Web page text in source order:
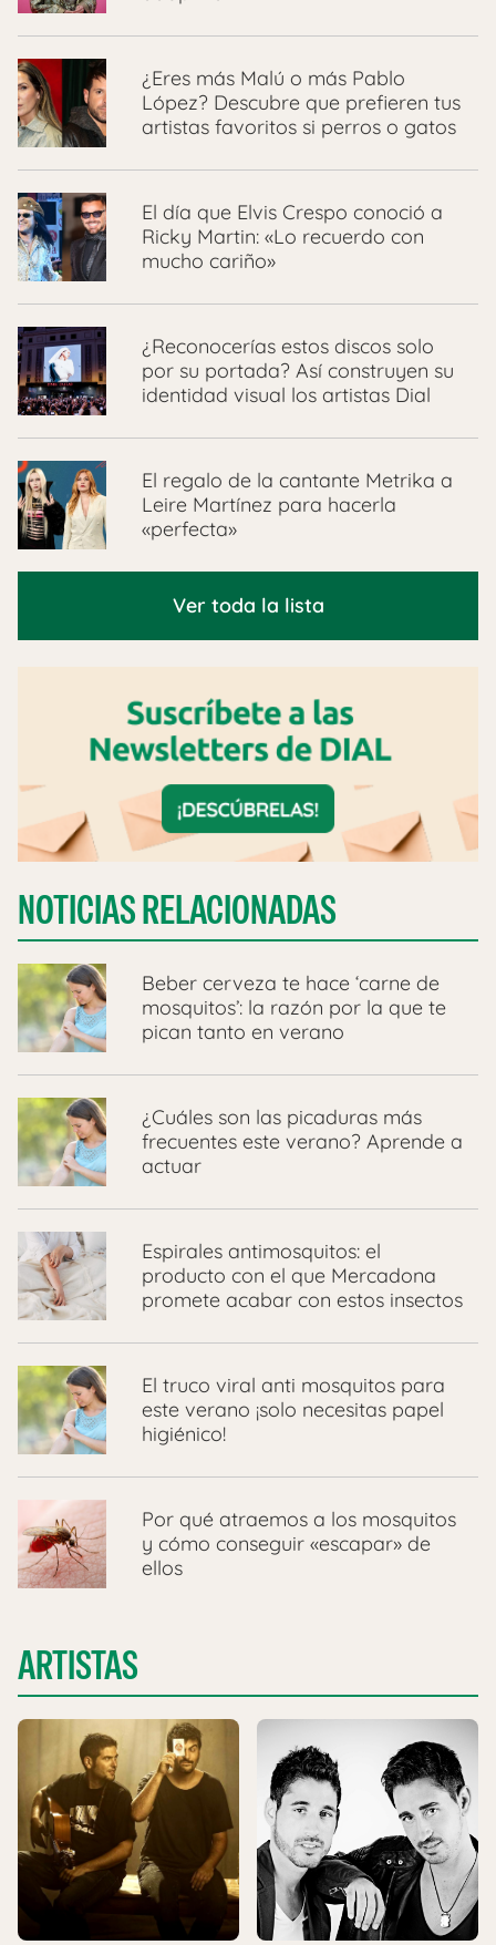
¿Eres más Malú o más Pablo
López? Descubre que prefieren tus
artistas favoritos si perros o gatos
El día que Elvis Crespo conoció a
Ricky Martin: «Lo recuerdo con
mucho cariño»
¿Reconocerías estos discos solo
por su portada? Así construyen su
identidad visual los artistas Dial
El regalo de la cantante Metrika a
Leire Martínez para hacerla
«perfecta»
Ver toda la lista
NOTICIAS RELACIONADAS
Beber cerveza te hace ‘carne de
mosquitos’: la razón por la que te
pican tanto en verano
¿Cuáles son las picaduras más
frecuentes este verano? Aprende a
actuar
Espirales antimosquitos: el
producto con el que Mercadona
promete acabar con estos insectos
El truco viral anti mosquitos para
este verano ¡solo necesitas papel
higiénico!
Por qué atraemos a los mosquitos
y cómo conseguir «escapar» de
ellos
ARTISTAS